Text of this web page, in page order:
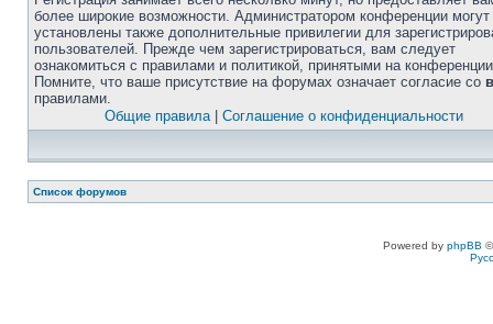
более широкие возможности. Администратором конференции
установлены также дополнительные привилегии для
пользователей. Прежде чем зарегистрироваться, вам следует
ознакомиться с правилами и политикой, принятыми на
Помните, что ваше присутствие на форумах означает согласие со
правилами.
Общие правила| Соглашение о конфиденциальности
Список форумов
Powered by phpBB